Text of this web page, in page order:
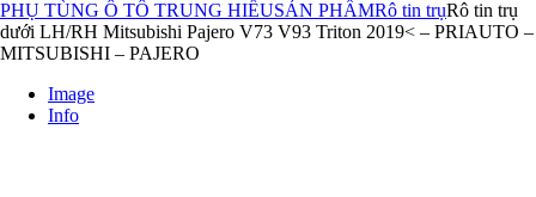
PHỤ TÙNG Ô TÔ TRUNG HIẾUSẢN PHẨMRô tin trụRô tin trụ
dưới LH/RH Mitsubishi Pajero V73 V93 Triton 2019< – PRIAUTO –
MITSUBISHI – PAJERO
Image
Info